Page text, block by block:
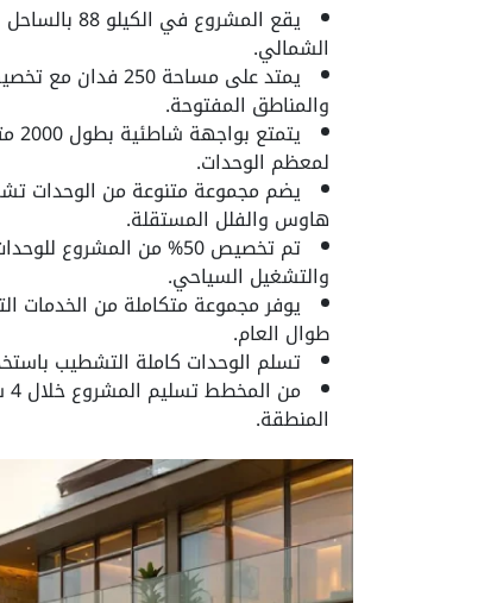
يقع
الشمالي.
والمناطق المفتوحة.
لمعظم الوحدات.
يضم مجموعة متنوعة من الوحدات
هاوس والفلل المستقلة.
تم تخصيص 50% من
والتشغيل السياحي.
يوفر مجموعة متكاملة من الخدمات
طوال العام.
تسلم الوحدات كاملة التشطيب
المنطقة.